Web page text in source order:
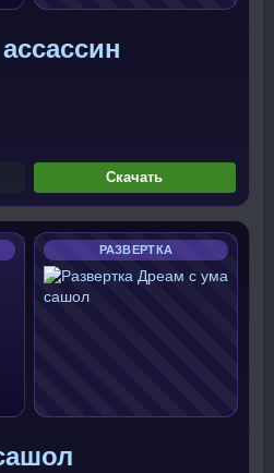
Скачать
РАЗВЕРТКА